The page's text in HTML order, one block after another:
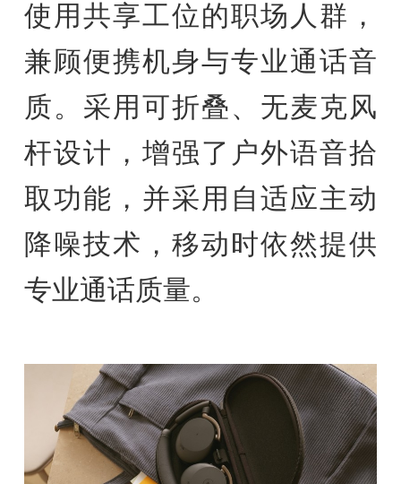
使用共享工位的职场人群，
兼顾便携机身与专业通话音
质。采用可折叠、无麦克风
杆设计，增强了户外语音拾
取功能，并采用自适应主动
降噪技术，移动时依然提供
专业通话质量。